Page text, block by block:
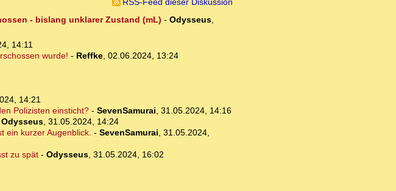
RSS-Feed dieser Diskussion
- bislang unklarer Zustand (mL) - Odysseus,
14:11
wurde! - Reffke, 02.06.2024, 13:24
14:21
Polizisten einsticht?- SevenSamurai, 31.05.2024, 14:16
Odysseus, 31.05.2024, 14:24
ein kurzer Augenblick. - SevenSamurai, 31.05.2024,
zu spät- Odysseus, 31.05.2024, 16:02